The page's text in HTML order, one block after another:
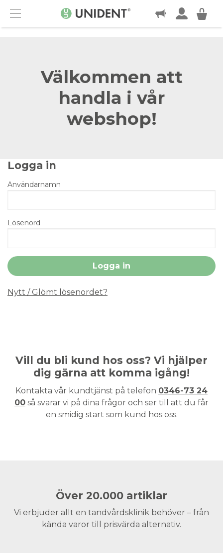
Menu
KONTAKT
Välkommen att
handla i vår
webshop!
Logga in
Användarnamn
Lösenord
Nytt / Glömt lösenordet?
Vill du bli kund hos oss? Vi hjälper
dig gärna att komma igång!
Kontakta vår kundtjänst på telefon 0346-73 24
00 så svarar vi på dina frågor och ser till att du får
en smidig start som kund hos oss.
Över 20.000 artiklar
Vi erbjuder allt en tandvårdsklinik behöver – från
kända varor till prisvärda alternativ.